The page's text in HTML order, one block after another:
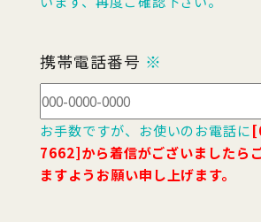
携帯電話番号 ※
お手数ですが、お使いのお電話に
7662]から着信がございましたら
ますようお願い申し上げます。